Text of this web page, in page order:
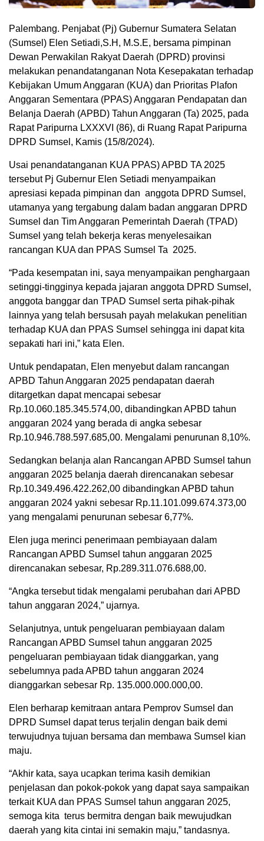
Palembang. Penjabat (Pj) Gubernur Sumatera Selatan
(Sumsel) Elen Setiadi,S.H, M.S.E, bersama pimpinan
Dewan Perwakilan Rakyat Daerah (DPRD) provinsi
melakukan penandatanganan Nota Kesepakatan terhadap
Kebijakan Umum Anggaran (KUA) dan Prioritas Plafon
Anggaran Sementara (PPAS) Anggaran Pendapatan dan
Belanja Daerah (APBD) Tahun Anggaran (Ta) 2025, pada
Rapat Paripurna LXXXVI (86), di Ruang Rapat Paripurna
DPRD Sumsel, Kamis (15/8/2024).
Usai penandatanganan KUA PPAS) APBD TA 2025
tersebut Pj Gubernur Elen Setiadi menyampaikan
apresiasi kepada pimpinan dan anggota DPRD Sumsel,
utamanya yang tergabung dalam badan anggaran DPRD
Sumsel dan Tim Anggaran Pemerintah Daerah (TPAD)
Sumsel yang telah bekerja keras menyelesaikan
rancangan KUA dan PPAS Sumsel Ta 2025.
“Pada kesempatan ini, saya menyampaikan penghargaan
setinggi-tingginya kepada jajaran anggota DPRD Sumsel,
anggota banggar dan TPAD Sumsel serta pihak-pihak
lainnya yang telah bersusah payah melakukan penelitian
terhadap KUA dan PPAS Sumsel sehingga ini dapat kita
sepakati hari ini,” kata Elen.
Untuk pendapatan, Elen menyebut dalam rancangan
APBD Tahun Anggaran 2025 pendapatan daerah
ditargetkan dapat mencapai sebesar
Rp.10.060.185.345.574,00, dibandingkan APBD tahun
anggaran 2024 yang berada di angka sebesar
Rp.10.946.788.597.685,00. Mengalami penurunan 8,10%.
Sedangkan belanja alan Rancangan APBD Sumsel tahun
anggaran 2025 belanja daerah direncanakan sebesar
Rp.10.349.496.422.262,00 dibandingkan APBD tahun
anggaran 2024 yakni sebesar Rp.11.101.099.674.373,00
yang mengalami penurunan sebesar 6,77%.
Elen juga merinci penerimaan pembiayaan dalam
Rancangan APBD Sumsel tahun anggaran 2025
direncanakan sebesar, Rp.289.311.076.688,00.
“Angka tersebut tidak mengalami perubahan dari APBD
tahun anggaran 2024,” ujarnya.
Selanjutnya, untuk pengeluaran pembiayaan dalam
Rancangan APBD Sumsel tahun anggaran 2025
pengeluaran pembiayaan tidak dianggarkan, yang
sebelumnya pada APBD tahun anggaran 2024
dianggarkan sebesar Rp. 135.000.000.000,00.
Elen berharap kemitraan antara Pemprov Sumsel dan
DPRD Sumsel dapat terus terjalin dengan baik demi
terwujudnya tujuan bersama dan membawa Sumsel kian
maju.
“Akhir kata, saya ucapkan terima kasih demikian
penjelasan dan pokok-pokok yang dapat saya sampaikan
terkait KUA dan PPAS Sumsel tahun anggaran 2025,
semoga kita terus bermitra dengan baik mewujudkan
daerah yang kita cintai ini semakin maju,” tandasnya.